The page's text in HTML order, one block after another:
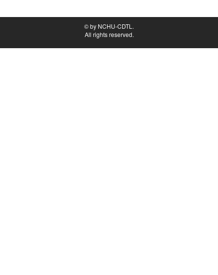
© by NCHU-CDTL.
All rights reserved.